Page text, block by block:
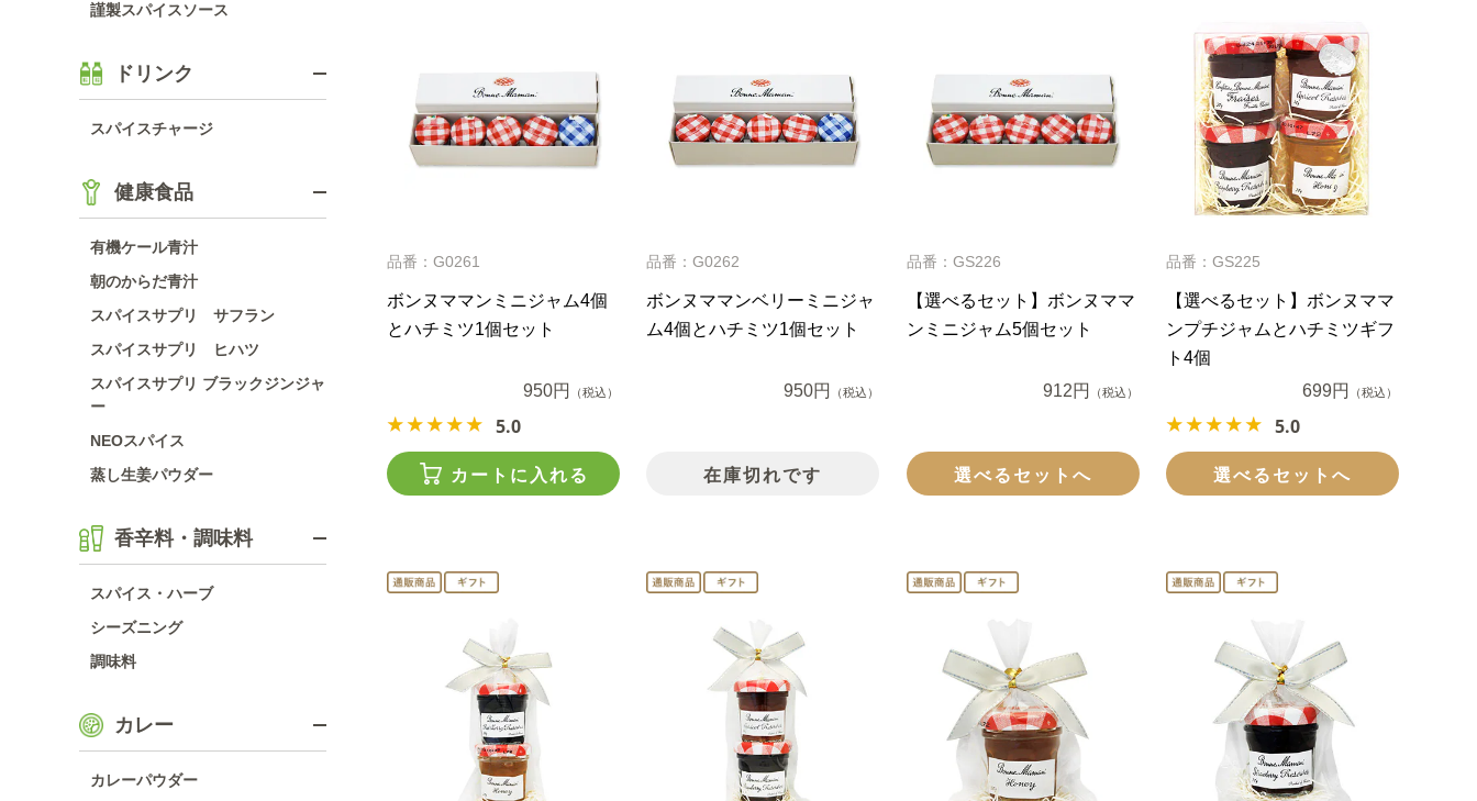
謹製スパイスソース
ドリンク
スパイスチャージ
健康食品
有機ケール青汁
朝のからだ青汁
スパイスサプリ サフラン
スパイスサプリ ヒハツ
スパイスサプリ ブラックジンジャ
ー
NEOスパイス
蒸し生姜パウダー
香辛料・調味料
スパイス・ハーブ
シーズニング
調味料
カレー
カレーパウダー
品番：G0261
ボンヌママンミニジャム4個
とハチミツ1個セット
950円 （税込）
5.0
カートに入れる
品番：G0262
ボンヌママンベリーミニジャ
ム4個とハチミツ1個セット
950円 （税込）
在庫切れです
品番：GS226
【選べるセット】ボンヌママ
ンミニジャム5個セット
912円 （税込）
選べるセットへ
品番：GS225
【選べるセット】ボンヌママ
ンプチジャムとハチミツギフ
ト4個
699円
（税込）
5.0
選べるセットへ